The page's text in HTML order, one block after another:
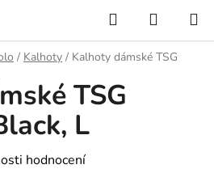
Hledat
KOŠÍK
/ Kalhoty / Kalhoty dámské TSG
TSG
L
hodnocení